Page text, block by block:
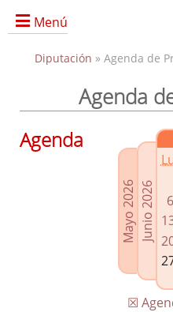
Menú
Presidencia
Grupos Políticos
Enlaces
Agenda de Presidencia
Plenos provinciales y Juntas
Oficina de Proyectos Europeos
Diputación » Agenda de
Agenda
Mayo 2026Junio 2026
6
☒
Agenda